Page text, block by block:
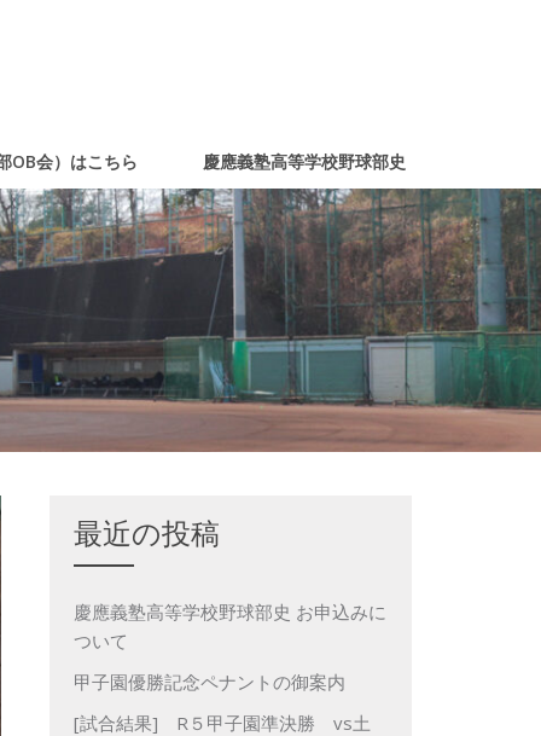
OB会）はこちら 慶應義塾高等学校野球部史
最近の投稿
慶應義塾高等学校野球部史 お申込みに
ついて
甲子園優勝記念ペナントの御案内
[試合結果] R５甲子園準決勝 vs土